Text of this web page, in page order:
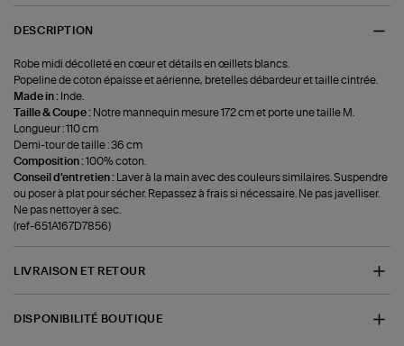
DESCRIPTION
Robe midi décolleté en cœur et détails en œillets blancs.
Popeline de coton épaisse et aérienne, bretelles débardeur et taille cintrée.
Made in : Inde.
Taille & Coupe : Notre mannequin mesure 172 cm et porte une taille M.
Longueur : 110 cm
Demi-tour de taille : 36 cm
Composition :100% coton.
Conseil d'entretien :
Laver à la main avec des couleurs similaires. Suspendre
ou poser à plat pour sécher. Repassez à frais si nécessaire. Ne pas javelliser.
Ne pas nettoyer à sec.
(ref-651A167D7856)
LIVRAISON ET RETOUR
DISPONIBILITÉ BOUTIQUE